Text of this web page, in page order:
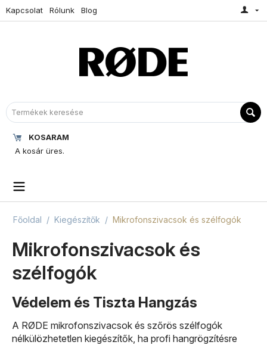
Kapcsolat Rólunk Blog
KOSARAM
A kosár üres.
Főoldal / Kiegészítők / Mikrofonszivacsok és szélfogók
Mikrofonszivacsok és
szélfogók
Védelem és Tiszta Hangzás
A RØDE mikrofonszivacsok és szőrös szélfogók
nélkülözhetetlen kiegészítők, ha profi hangrögzítésre